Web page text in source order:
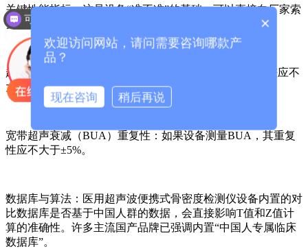
关键性能指标：这是设备“准不准”的基础，可以直接向厂家索
要相关报告。
超声速度（SOS）误差：行业标准要求，SOS的测量误差应不
大于±2%，重复性应不大于1%。
宽带超声衰减（BUA）重复性：如果设备测量BUA，其重复
性应不大于±5%。
数据库与算法： 医用超声波便携式骨密度检测仪设备内置的对
比数据库是否基于中国人群的数据，会直接影响T值和Z值计
算的准确性。许多主流国产品牌已强调内置“中国人专属临床
数据库”。
可以介绍下你们的产品么？
你们是怎么收费的呢？
×
欢迎访问网站，请问需要咨询哪款产
品？
现在咨询 稍后再说